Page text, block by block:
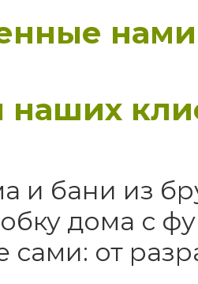
и бани из
дома с
сами: от